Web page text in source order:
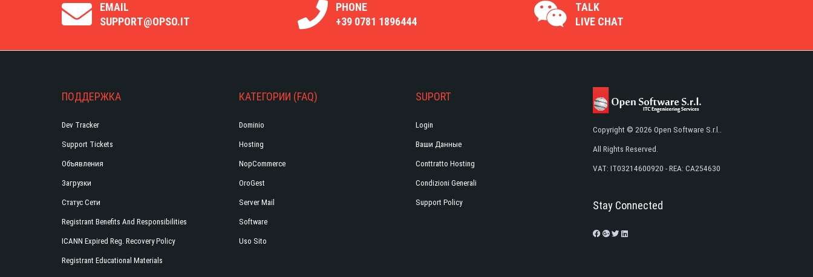
EMAIL
SUPPORT@OPSO.IT
PHONE
+39 0781 1896444
TALK
LIVE CHAT
ПОДДЕРЖКА
Dev Tracker
Support Tickets
Объявления
Загрузки
Статус Сети
Registrant Benefits And Responsibilities
ICANN Expired Reg. Recovery Policy
Registrant Educational Materials
КАТЕГОРИИ (FAQ)
Dominio
Hosting
NopCommerce
OroGest
Server Mail
Software
Uso Sito
SUPORT
Login
Ваши Данные
Conttratto Hosting
Condizioni Generali
Support Policy
Copyright © 2026 Open Software S.r.l..
All Rights Reserved.
VAT: IT03214600920 - REA: CA254630
Stay Connected